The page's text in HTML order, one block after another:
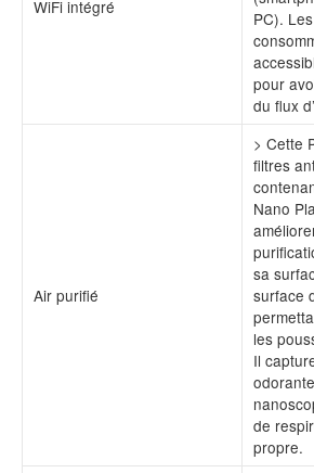
WiFi intégré
PC).
pour
du flux
Air purifié
> Cette
filtres
Nano
sa
surface
les
Il
de
propre.